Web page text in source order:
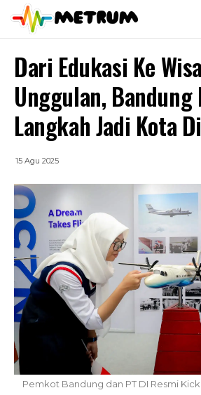
Dari Edukasi Ke
Unggulan,
Langkah Jadi Kota
15 Agu 2025
Pemkot Bandung dan PT DI Resmi